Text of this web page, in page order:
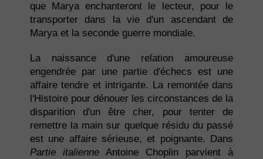
que Marya enchanteront le lecteur, pour le
transporter dans la vie d'un ascendant de
Marya et la seconde guerre mondiale.
La naissance d'une relation amoureuse
engendrée par une partie d'échecs est une
affaire tendre et intrigante. La remontée dans
l'Histoire pour dénouer les circonstances de la
disparition d'un être cher, pour tenter de
remettre la main sur quelque résidu du passé
est une affaire sérieuse, et poignante. Dans
Partie italienneAntoine Choplin parvient à